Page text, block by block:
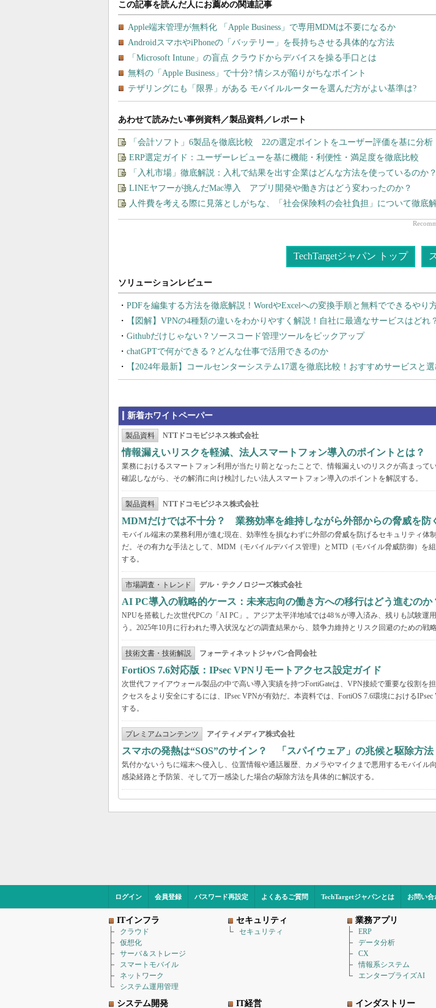
あわせて読みたい事例資料／製品資料／レポート
「会計ソフト」6製品を徹底比較 22の選定ポイントをユーザー評価を基に分析
ERP選定ガイド：ユーザーレビューを基に機能・利便性・満足度を徹底比較
「入札市場」徹底解説：入札で結果を出す企業はどんな方法を使っているのか？
LINEヤフーが挑んだMac導入 アプリ開発や働き方はどう変わったのか？
人件費を考える際に見落としがちな、「社会保険料の会社負担」について徹底
TechTargetジャパン トップ
PDFを編集する方法を徹底解説！WordやExcelへの変換手順と無料でできるやり
【図解】VPNの4種類の違いをわかりやすく解説！自社に最適なサービスはどれ
Githubだけじゃない？ソースコード管理ツールをピックアップ
chatGPTで何ができる？どんな仕事で活用できるのか
【2024年最新】コールセンターシステム17選を徹底比較！おすすめサービスと
新着ホワイトペーパー
製品資料 NTTドコモビジネス株式会社
情報漏えいリスクを軽減、法人スマートフォン導入のポイントとは？
業務におけるスマートフォン利用が当たり前となったことで、情報漏えいのリスクが高まって
確認しながら、その解消に向け検討したい法人スマートフォン導入のポイントを解説する。
製品資料 NTTドコモビジネス株式会社
MDMだけでは不十分？ 業務効率を維持しながら外部からの脅威を防
モバイル端末の業務利用が進む現在、効率性を損なわずに外部の脅威を防げるセキュリティ体
だ。その有力な手法として、MDM（モバイルデバイス管理）とMTD（モバイル脅威防御）を
する。
市場調査・トレンド デル・テクノロジーズ株式会社
AI PC導入の戦略的ケース：未来志向の働き方への移行はどう進むのか
NPUを搭載した次世代PCの「AI PC」。アジア太平洋地域では48％が導入済み、残りも試験運
う。2025年10月に行われた導入状況などの調査結果から、競争力維持とリスク回避のための戦
技術文書・技術解説 フォーティネットジャパン合同会社
FortiOS 7.6対応版：IPsec VPNリモートアクセス設定ガイド
次世代ファイアウォール製品の中で高い導入実績を持つFortiGateは、VPN接続で重要な役割を
クセスをより安全にするには、IPsec VPNが有効だ。本資料では、FortiOS 7.6環境における
する。
プレミアムコンテンツ アイティメディア株式会社
スマホの発熱は“SOS”のサイン？ 「スパイウェア」の兆候と駆除方法
気付かないうちに端末へ侵入し、位置情報や通話履歴、カメラやマイクまで悪用するモバイル
感染経路と予防策、そして万一感染した場合の駆除方法を具体的に解説する。
ログイン 会員登録 パスワード再設定 よくあるご質問 TechTargetジャパンとは お問い合
ITインフラ
クラウド
仮想化
サーバ＆ストレージ
スマートモバイル
ネットワーク
システム運用管理
セキュリティ
セキュリティ
業務アプリ
ERP
データ分析
CX
情報系システム
エンタープライズAI
システム開発 IT経営 インダストリー